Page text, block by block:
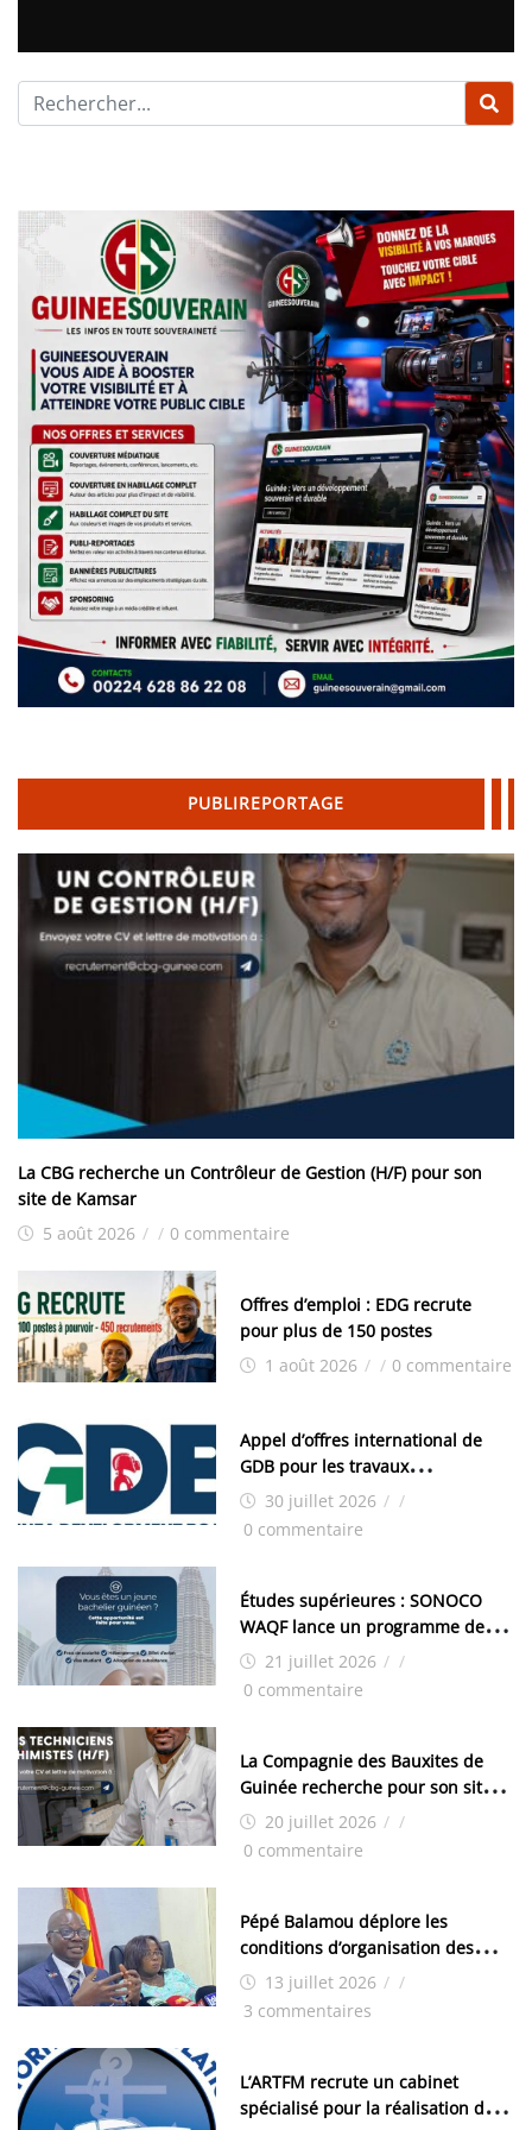
PUBLIREPORTAGE
La CBG recherche un Contrôleur de Gestion (H/F) pour son
site de Kamsar
5 août 2026 / / 0 commentaire
Offres d’emploi : EDG recrute
pour plus de 150 postes
1 août 2026 / / 0 commentaire
Appel d’offres international de
GDB pour les travaux
d’aménagement de la zone
industrielle de FANDJE (PAZIF)
30 juillet 2026 / /
0 commentaire
Études supérieures : SONOCO
WAQF lance un programme de
bourses pour la Malaisie
21 juillet 2026 / /
0 commentaire
La Compagnie des Bauxites de
Guinée recherche pour son site
de Kamsar des techniciens
chimistes (H/F)
20 juillet 2026 / /
0 commentaire
Pépé Balamou déplore les
conditions d’organisation des
examens nationaux : « Si ce sont
les élections, on trouve tous les
13 juillet 2026 / /
3 commentaires
L’ARTFM recrute un cabinet
spécialisé pour la réalisation des